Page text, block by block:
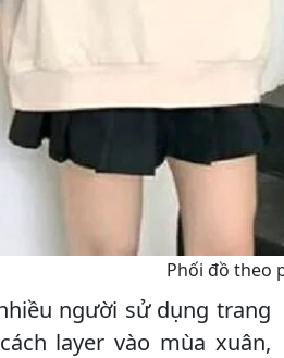
Phối đồ theo
người sử dụng trang
layer vào mùa xuân,